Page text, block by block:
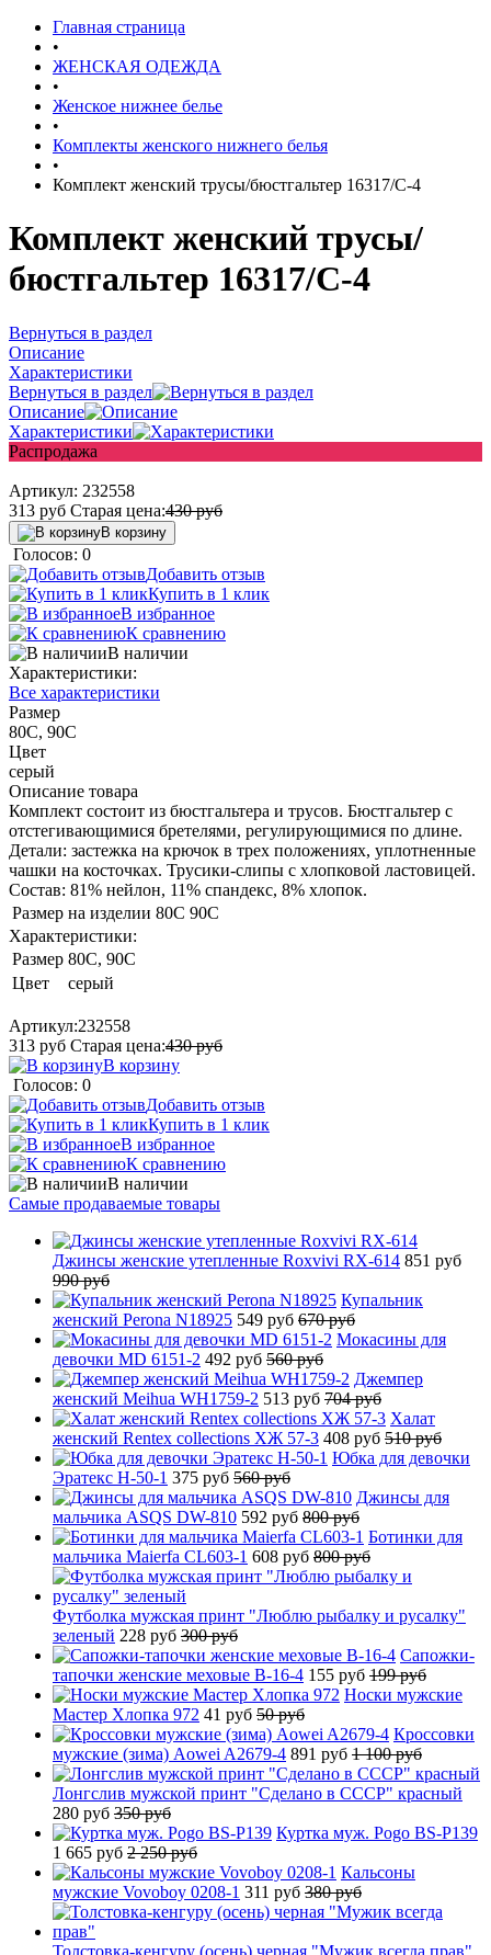
Главная страница
•
ЖЕНСКАЯ ОДЕЖДА
•
Женское нижнее белье
•
Комплекты женского нижнего белья
•
Комплект женский трусы/бюстгальтер 16317/С-4
Комплект женский трусы/
бюстгальтер 16317/С-4
Вернуться в раздел
Описание
Характеристики
Вернуться в раздел
Описание
Характеристики
Распродажа
Артикул: 232558
313 руб Старая цена:430руб
В корзину
Голосов: 0
Добавить отзыв
Купить в 1 клик
В избранное
К сравнению
В наличии
Характеристики:
Все характеристики
Размер
80С, 90С
Цвет
серый
Описание товара
Комплект состоит из бюстгальтера и трусов. Бюстгальтер с
отстегивающимися бретелями, регулирующимися по длине.
Детали: застежка на крючок в трех положениях, уплотненные
чашки на косточках. Трусики-слипы с хлопковой ластовицей.
Состав: 81% нейлон, 11% спандекс, 8% хлопок.
Размер на изделии 80С 90С
Характеристики:
Размер 80С, 90С
Цвет
серый
Артикул:232558
313 руб Старая цена:430руб
В корзину
Голосов: 0
Добавить отзыв
Купить в 1 клик
В избранное
К сравнению
В наличии
Самые продаваемые товары
Джинсы женские утепленные Roxvivi RX-614 851 руб
990 руб
Купальник
женский Perona N18925 549 руб 670 руб
Мокасины для
девочки MD 6151-2 492 руб 560 руб
Джемпер
женский Meihua WH1759-2 513 руб 704 руб
Халат
женский Rentex collections ХЖ 57-3 408 руб 510 руб
Юбка для девочки
Эратекс H-50-1 375 руб 560 руб
Джинсы для
мальчика ASQS DW-810 592 руб 800 руб
Ботинки для
мальчика Maierfa CL603-1 608 руб 800 руб
Футболка мужская принт "Люблю рыбалку и русалку"
зеленый 228 руб 300 руб
Сапожки-
тапочки женские меховые B-16-4 155 руб 199 руб
Носки мужские
Мастер Хлопка 972 41 руб 50 руб
Кроссовки
мужские (зима) Aowei A2679-4 891 руб 1 100 руб
Лонгслив мужской принт "Сделано в СССР" красный
280 руб 350 руб
Куртка муж. Pogo BS-P139
1 665 руб 2 250 руб
Кальсоны
мужские Vovoboy 0208-1 311 руб 380 руб
Толстовка-кенгуру (осень) черная "Мужик всегда прав"